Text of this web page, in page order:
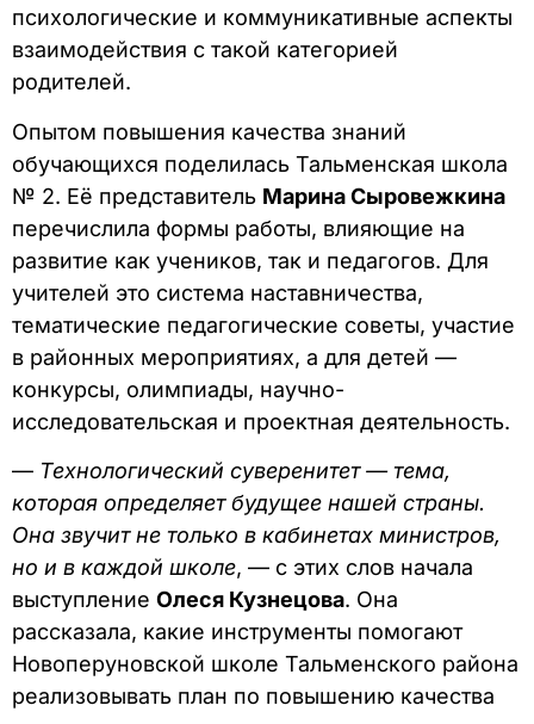
психологические и коммуникативные аспекты
взаимодействия с такой категорией
родителей.
Опытом повышения качества знаний
обучающихся поделилась Тальменская школа
№ 2. Её представитель Марина Сыровежкина
перечислила формы работы, влияющие на
развитие как учеников, так и педагогов. Для
учителей это система наставничества,
тематические педагогические советы, участие
в районных мероприятиях, а для детей —
конкурсы, олимпиады, научно-
исследовательская и проектная деятельность.
— Технологический суверенитет — тема,
которая определяет будущее нашей страны.
Она звучит не только в кабинетах министров,
но и в каждой школе, — с этих слов начала
выступление Олеся Кузнецова. Она
рассказала, какие инструменты помогают
Новоперуновской школе Тальменского района
реализовывать план по повышению качества